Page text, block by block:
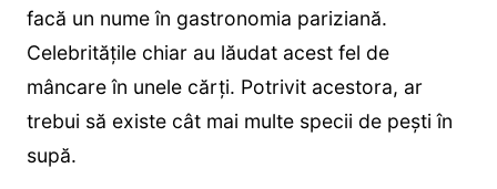
facă un nume în gastronomia pariziană.
Celebritățile chiar au lăudat acest fel de
mâncare în unele cărți. Potrivit acestora, ar
trebui să existe cât mai multe specii de pești în
supă.